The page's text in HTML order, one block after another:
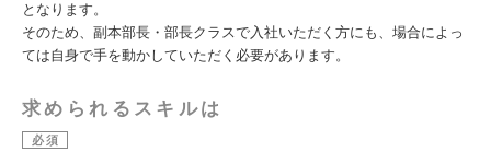
となります。
そのため、副本部長・部長クラスで入社いただく方にも、場合によっ
ては自身で手を動かしていただく必要があります。
求められるスキルは
必須